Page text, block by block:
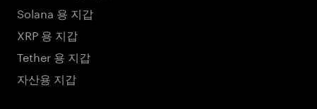
Solana 용 지갑
XRP 용 지갑
Tether 용 지갑
자산용 지갑